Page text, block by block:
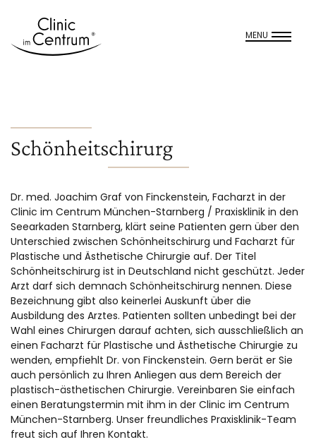
MENU
Schönheitschirurg
Dr. med. Joachim Graf von Finckenstein, Facharzt in der
Clinic im Centrum München-Starnberg / Praxisklinik in den
Seearkaden Starnberg, klärt seine Patienten gern über den
Unterschied zwischen Schönheitschirurg und Facharzt für
Plastische und Ästhetische Chirurgie auf. Der Titel
Schönheitschirurg ist in Deutschland nicht geschützt. Jeder
Arzt darf sich demnach Schönheitschirurg nennen. Diese
Bezeichnung gibt also keinerlei Auskunft über die
Ausbildung des Arztes. Patienten sollten unbedingt bei der
Wahl eines Chirurgen darauf achten, sich ausschließlich an
einen Facharzt für Plastische und Ästhetische Chirurgie zu
wenden, empfiehlt Dr. von Finckenstein. Gern berät er Sie
auch persönlich zu Ihren Anliegen aus dem Bereich der
plastisch-ästhetischen Chirurgie. Vereinbaren Sie einfach
einen Beratungstermin mit ihm in der Clinic im Centrum
München-Starnberg. Unser freundliches Praxisklinik-Team
freut sich auf Ihren Kontakt.